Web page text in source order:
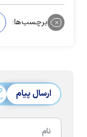
برچسب‌ها:
ارسال پیام